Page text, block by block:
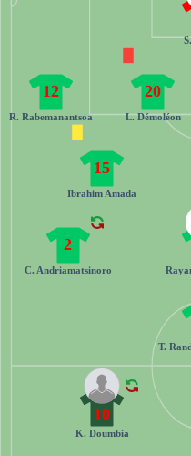
20
L. Démoléon
12
R. Rabemanantsoa
15
Ibrahim Amada
2
C. Andriamatsinoro
T.
10
K. Doumbia